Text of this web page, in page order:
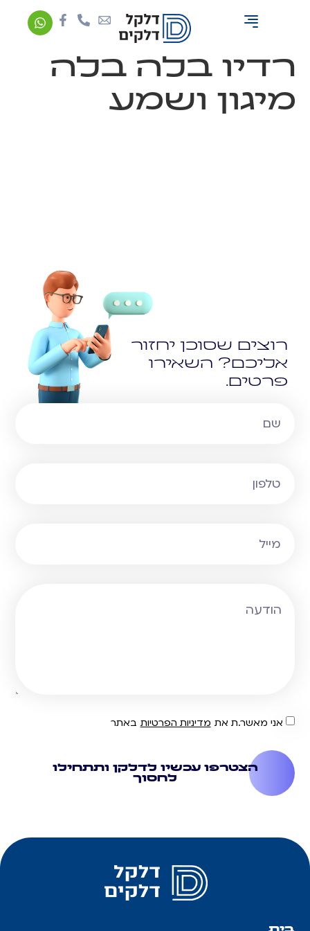
רדיו בלה בלה
מיגון ושמע
רוצים שסוכן יחזור
אליכם? השאירו
פרטים.
אני מאשר.ת את מדיניות הפרטיות באתר
הצטרפו עכשיו לדלקן ותתחילו
לחסוך